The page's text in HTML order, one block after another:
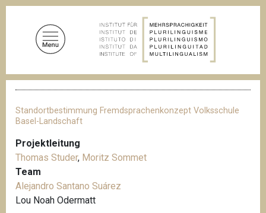
D
a
d
a
v
i
g
a
t
i
Standortbestimmung Fremdsprachenkonzept Volksschule
Basel-Landschaft
Projektleitung
Thomas Studer, Moritz Sommet
Team
Alejandro Santano Suárez
Lou Noah Odermatt